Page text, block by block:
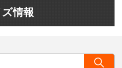
情報